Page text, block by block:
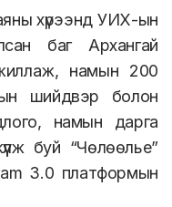
хүрээнд УИХ-ын
баг Архангай
намын 200
шийдвэр болон
намын дарга
буй “Чөлөөлье”
3.0 платформын